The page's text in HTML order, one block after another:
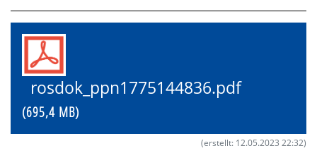
rosdok_ppn1775144836.pdf
(695,4 MB)
(erstellt: 12.05.2023 22:32)